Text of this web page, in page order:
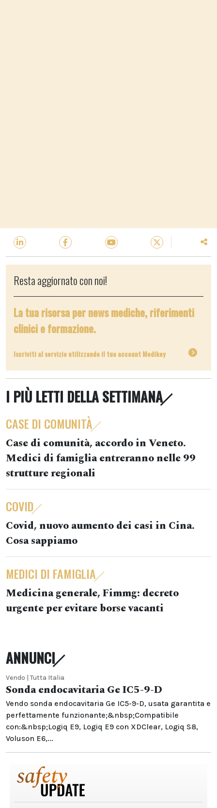
Resta aggiornato con noi!
La tua risorsa per news mediche, riferimenti
clinici e formazione.
Iscriviti al servizio utilizzando il tuo account Medikey
I PIÙ LETTI DELLA SETTIMANA
CASE DI COMUNITÀ
Case di comunità, accordo in Veneto.
Medici di famiglia entreranno nelle 99
strutture regionali
COVID
Covid, nuovo aumento dei casi in Cina.
Cosa sappiamo
MEDICI DI FAMIGLIA
Medicina generale, Fimmg: decreto
urgente per evitare borse vacanti
ANNUNCI
Vendo | Tutta Italia
Sonda endocavitaria Ge IC5-9-D
Vendo sonda endocavitaria Ge IC5-9-D, usata garantita e
perfettamente funzionante;&nbsp;Compatibile
con:&nbsp;Logiq E9, Logiq E9 con XDClear, Logiq S8,
Voluson E6,...